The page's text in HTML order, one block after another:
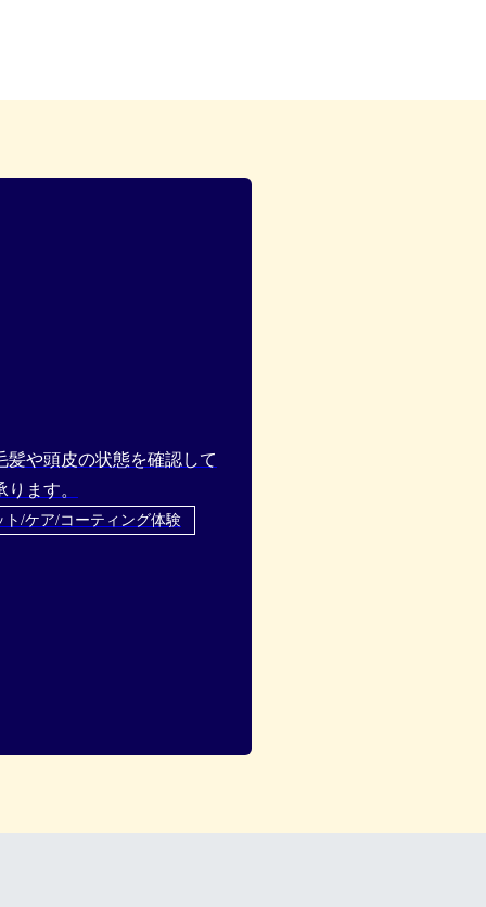
や頭皮の状態を確認して
ます。
ト/ケア/コーティング体験